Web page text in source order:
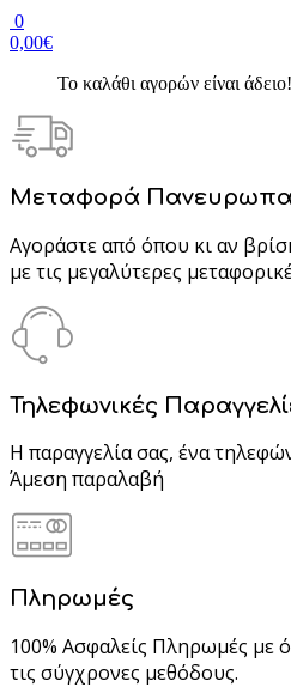
0
0,00€
Το καλάθι αγορών είναι άδειο!
Μεταφορά
Αγοράστε από όπου κι αν
με τις μεγαλύτερες
Τηλεφωνικές
Η παραγγελία σας, ένα
Άμεση παραλαβή
Πληρωμές
100% Ασφαλείς Πληρωμές με
τις σύγχρονες μεθόδους.